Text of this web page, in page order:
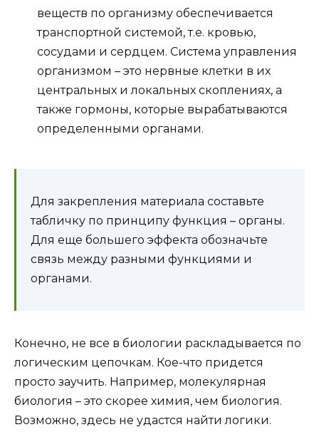
веществ по организму обеспечивается
транспортной системой, т.е. кровью,
сосудами и сердцем. Система управления
организмом – это нервные клетки в их
центральных и локальных скоплениях, а
также гормоны, которые вырабатываются
определенными органами.
Для закрепления материала составьте
табличку по принципу функция – органы.
Для еще большего эффекта обозначьте
связь между разными функциями и
органами.
Конечно, не все в биологии раскладывается по
логическим цепочкам. Кое-что придется
просто заучить. Например, молекулярная
биология – это скорее химия, чем биология.
Возможно, здесь не удастся найти логики.